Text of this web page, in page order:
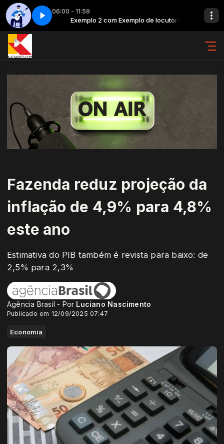
06:00 - 11:59
locutora Exemplo 2 com Exemplo de locutora
4 Clássicos da MPB - Parte 4
locutor Exemplo 3 com Exemplo de locutor
Fazenda reduz projeção da
inflação de 4,9% para 4,8%
este ano
Estimativa do PIB também é revista para baixo: de
2,5% para 2,3%
Agência Brasil - Por Luciano Nascimento
Publicado em 12/09/2025 07:47
Economia